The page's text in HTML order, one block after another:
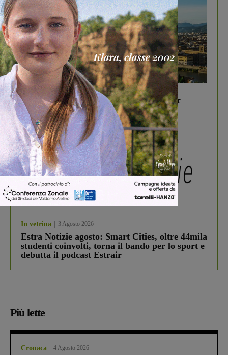
In vetrina 6 Agosto 2026
Gita di famiglia a Firenze: 5 idee per far
divertire i tuoi figli
In vetrina 3 Agosto 2026
Estra Notizie agosto: Smart Cities, oltre 44mila
studenti coinvolti, torna il bando per lo sport e
debutta il podcast Estrair
Più lette
Cronaca 4 Agosto 2026